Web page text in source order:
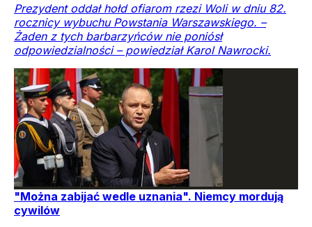
Prezydent oddał hołd ofiarom rzezi Woli w dniu 82.
rocznicy wybuchu Powstania Warszawskiego. –
Żaden z tych barbarzyńców nie poniósł
odpowiedzialności – powiedział Karol Nawrocki.
"Można zabijać wedle uznania". Niemcy mordują
cywilów